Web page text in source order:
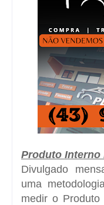
Produto Interno
Divulgado
uma
medir o